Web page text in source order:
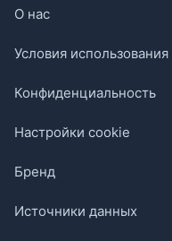
О нас
Условия использования
Конфиденциальность
Настройки cookie
Бренд
Источники данных